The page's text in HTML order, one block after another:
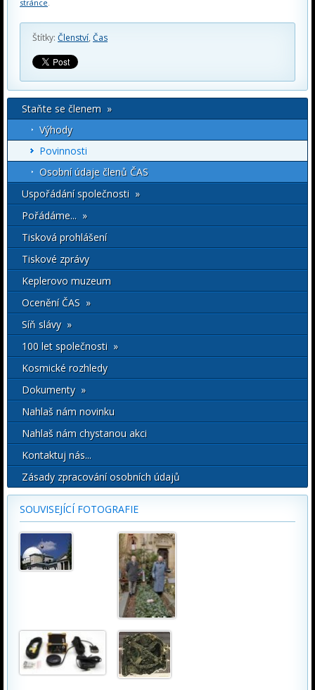
stránce.
Štítky: Členství, Čas
Staňte se členem »
Výhody
Povinnosti
Osobní údaje členů ČAS
Uspořádání společnosti »
Pořádáme... »
Tisková prohlášení
Tiskové zprávy
Keplerovo muzeum
Ocenění ČAS »
Síň slávy »
100 let společnosti »
Kosmické rozhledy
Dokumenty »
Nahlaš nám novinku
Nahlaš nám chystanou akci
Kontaktuj nás...
Zásady zpracování osobních údajů
SOUVISEJÍCÍ FOTOGRAFIE